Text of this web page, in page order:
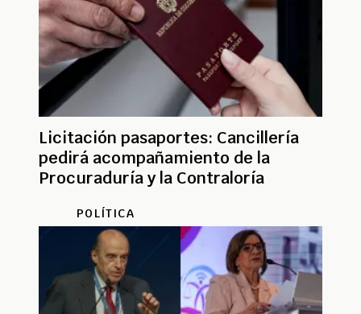
Licitación pasaportes: Cancillería
pedirá acompañamiento de la
Procuraduría y la Contraloría
POLÍTICA